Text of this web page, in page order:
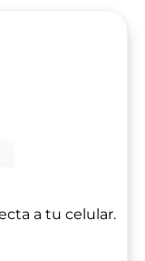
a tu celular.